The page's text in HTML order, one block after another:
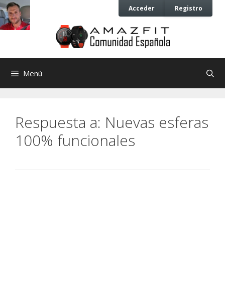
Saltar
al
contenido
Acceder Registro
Saltar
al
contenido
Menú
Respuesta a: Nuevas esferas
100% funcionales